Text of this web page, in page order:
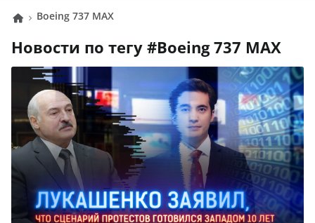
Boeing 737 MAX
Новости по тегу # Boeing 737 MAX